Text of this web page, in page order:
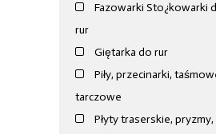
Fazowarki Sto¿kowarki
rur
Giętarka do rur
Piły, przecinarki,
tarczowe
Płyty traserskie, pryzmy,